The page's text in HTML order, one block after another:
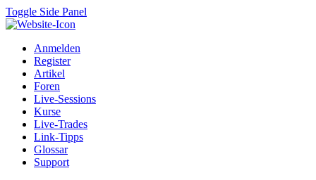
Toggle Side Panel
Anmelden
Register
Artikel
Foren
Live-Sessions
Kurse
Live-Trades
Link-Tipps
Glossar
Support